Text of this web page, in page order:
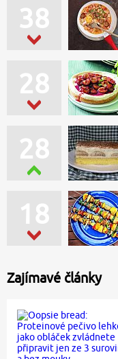
38
28
28
18
Zajímavé články